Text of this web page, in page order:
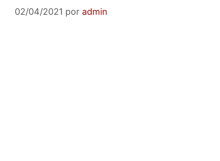
02/04/2021 por admin